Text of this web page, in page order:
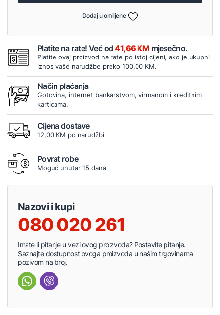
Dodaj u omiljene
Platite na rate! Već od41,66 KM mjesečno.
Platite ovaj proizvod na rate po istoj cijeni, ako je ukupni
iznos vaše narudžbe preko 100,00 KM.
Način plaćanja
Gotovina, internet bankarstvom, virmanom i kreditnim
karticama.
Cijena dostave
12,00 KM po narudžbi
Povrat robe
Moguć unutar 15 dana
Nazovi i kupi
080 020 261
Imate li pitanje u vezi ovog proizvoda? Postavite pitanje.
Saznajte dostupnost ovoga proizvoda u našim trgovinama
pozivom na broj.